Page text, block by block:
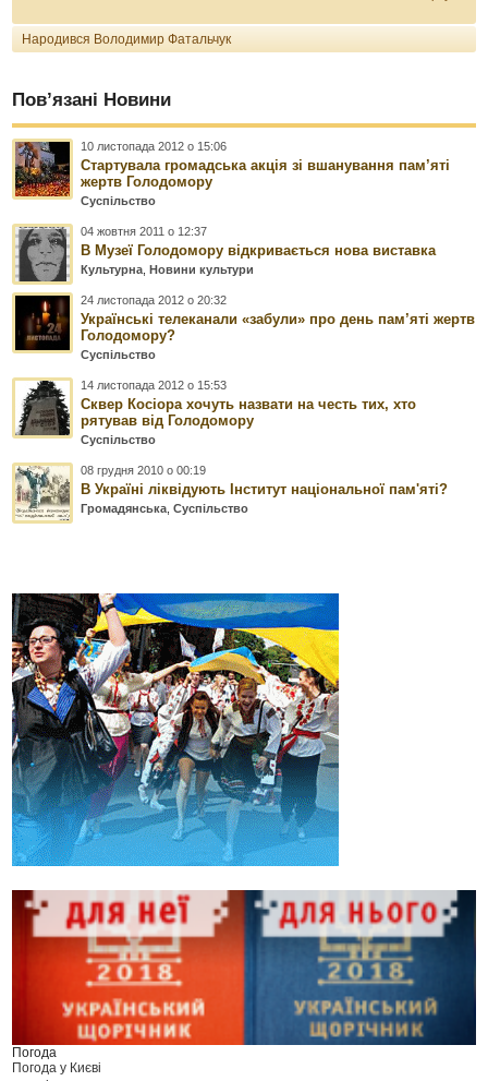
Народився Володимир Фатальчук
Пов’язані Новини
10 листопада 2012 о 15:06
Стартувала громадська акція зі вшанування пам’яті
жертв Голодомору
Суспільство
04 жовтня 2011 о 12:37
В Музеї Голодомору відкривається нова виставка
Культурна, Новини культури
24 листопада 2012 о 20:32
Українські телеканали «забули» про день пам’яті жертв
Голодомору?
Суспільство
14 листопада 2012 о 15:53
Сквер Косіора хочуть назвати на честь тих, хто
рятував від Голодомору
Суспільство
08 грудня 2010 о 00:19
В Україні ліквідують Інститут національної пам'яті?
Громадянська,Суспільство
Погода
Погода у Києві